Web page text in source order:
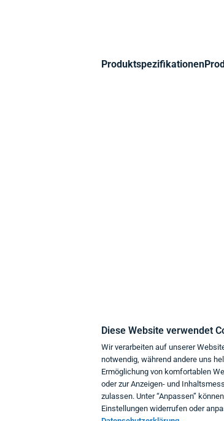
Produktspezifikationen
Philosophie
Umweltschutz
Support
Geschäftskunden
Diese Website verwendet
Wir verarbeiten auf unserer
notwendig, während andere uns
Ermöglichung von komfortablen
oder zur Anzeigen- und
zulassen. Unter “Anpassen”
Einstellungen widerrufen oder